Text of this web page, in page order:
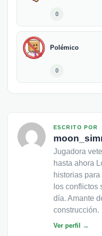
0
Polémico
0
ESCRITO POR
Jugadora
hasta ahora
historias
los conflictos
día. Amante
construcción.
Ver perfil →